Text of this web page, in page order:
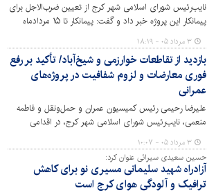
نایب‌رئیس شورای اسلامی شهر کرج از تعیین ضرب‌الاجل برای
پیمانکار این پروژه خبر داد و گفت: پیمانکار تا ۱۵ مردادماه
فرصت دارد با افزایش سرعت عملیات اجرایی،
عقب‌ماندگی‌های موجود را جبران کند.
۳ مرداد ۰۵ - ۱۸:۱۹
بازدید از تقاطعات خوارزمی و شیخ‌آباد/ تأکید بر رفع
فوری معارضات و لزوم شفافیت در پروژه‌های
عمرانی
علیرضا رحیمی رئیس کمیسیون عمران و حمل‌ونقل و فاطمه
منعمی، نایب‌رئیس شورای اسلامی شهر کرج، در اقدامی
نظارتی،از روند اجرایی پروژه‌های تقاطع غیرهمسطح خوارزمی و
شیخ‌آباد بازدید و وضعیت پیشرفت عملیاتی این دو پروژه
کلیدی مورد بررسی قرار گرفت.
۳ مرداد ۰۵ - ۱۰:۰۷
حسین سعیدی سیرائی عنوان کرد:
آزادراه شهید سلیمانی مسیری نو برای کاهش
ترافیک و آلودگی هوای کرج است